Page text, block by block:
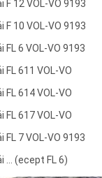
12 VOL-VO 9193
10 VOL-VO 9193
6 VOL-VO 9193
611 VOL-VO
614 VOL-VO
617 VOL-VO
7 VOL-VO 9193
... (ecept FL 6)